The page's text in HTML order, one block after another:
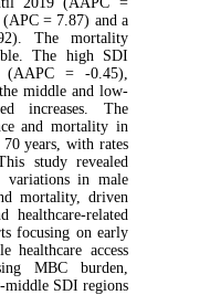
(APC = 7.87) and a
The mortality
The high SDI
(AAPC = -0.45),
the middle and low-
increases. The
and mortality in
70 years, with rates
study revealed
variations in male
mortality, driven
healthcare-related
focusing on early
healthcare access
MBC burden,
middle SDI regions.